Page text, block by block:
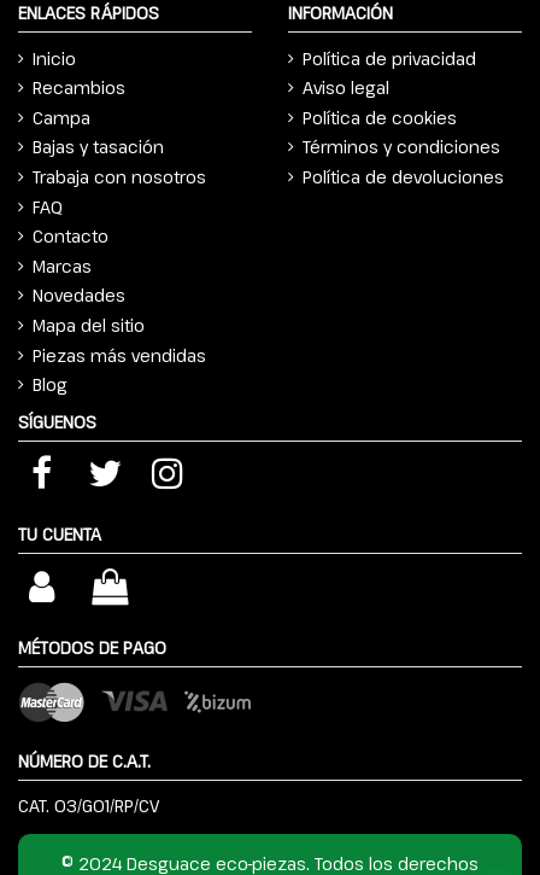
ENLACES RÁPIDOS
Inicio
Recambios
Campa
Bajas y tasación
Trabaja con nosotros
FAQ
Contacto
Marcas
Novedades
Mapa del sitio
Piezas más vendidas
Blog
INFORMACIÓN
Política de privacidad
Aviso legal
Política de cookies
Términos y condiciones
Política de devoluciones
SÍGUENOS
TU CUENTA
MÉTODOS DE PAGO
NÚMERO DE C.A.T.
CAT. 03/G01/RP/CV
© 2024 Desguace eco-piezas. Todos los derechos